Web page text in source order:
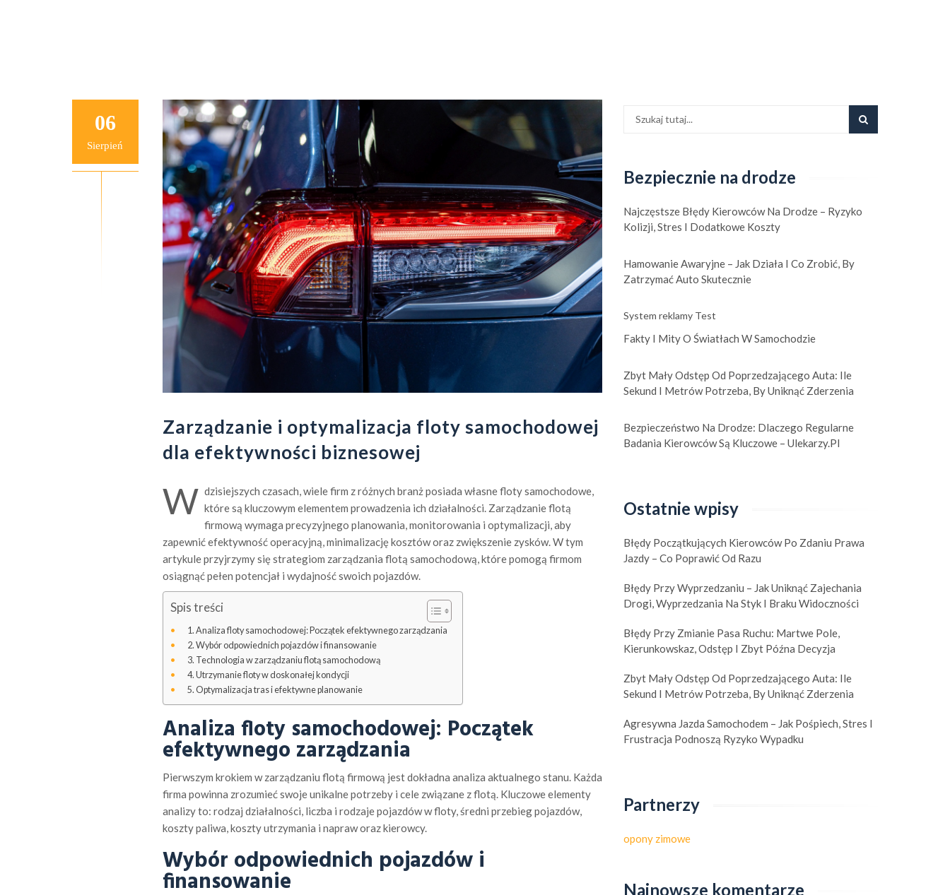
06
Sierpień
Zarządzanie i optymalizacja floty samochodowej
dla efektywności biznesowej
W dzisiejszych czasach, wiele firm z różnych branż posiada własne floty samochodowe,
które są kluczowym elementem prowadzenia ich działalności. Zarządzanie flotą
firmową wymaga precyzyjnego planowania, monitorowania i optymalizacji, aby
zapewnić efektywność operacyjną, minimalizację kosztów oraz zwiększenie zysków. W tym
artykule przyjrzymy się strategiom zarządzania flotą samochodową, które pomogą firmom
osiągnąć pełen potencjał i wydajność swoich pojazdów.
Spis treści
Analiza floty samochodowej: Początek efektywnego zarządzania
Wybór odpowiednich pojazdów i finansowanie
Technologia w zarządzaniu flotą samochodową
Utrzymanie floty w doskonałej kondycji
Optymalizacja tras i efektywne planowanie
Analiza floty samochodowej: Początek
efektywnego zarządzania
Pierwszym krokiem w zarządzaniu flotą firmową jest dokładna analiza aktualnego stanu. Każda
firma powinna zrozumieć swoje unikalne potrzeby i cele związane z flotą. Kluczowe elementy
analizy to: rodzaj działalności, liczba i rodzaje pojazdów w floty, średni przebieg pojazdów,
koszty paliwa, koszty utrzymania i napraw oraz kierowcy.
Wybór odpowiednich pojazdów i
finansowanie
Bezpiecznie na drodze
Najczęstsze Błędy Kierowców Na Drodze – Ryzyko
Kolizji, Stres I Dodatkowe Koszty
Hamowanie Awaryjne – Jak Działa I Co Zrobić, By
Zatrzymać Auto Skutecznie
System reklamy Test
Fakty I Mity O Światłach W Samochodzie
Zbyt Mały Odstęp Od Poprzedzającego Auta: Ile
Sekund I Metrów Potrzeba, By Uniknąć Zderzenia
Bezpieczeństwo Na Drodze: Dlaczego Regularne
Badania Kierowców Są Kluczowe – Ulekarzy.pl
Ostatnie wpisy
Błędy Początkujących Kierowców Po Zdaniu Prawa
Jazdy – Co Poprawić Od Razu
Błędy Przy Wyprzedzaniu – Jak Uniknąć Zajechania
Drogi, Wyprzedzania Na Styk I Braku Widoczności
Błędy Przy Zmianie Pasa Ruchu: Martwe Pole,
Kierunkowskaz, Odstęp I Zbyt Późna Decyzja
Zbyt Mały Odstęp Od Poprzedzającego Auta: Ile
Sekund I Metrów Potrzeba, By Uniknąć Zderzenia
Agresywna Jazda Samochodem – Jak Pośpiech, Stres I
Frustracja Podnoszą Ryzyko Wypadku
Partnerzy
opony zimowe
Najnowsze komentarze